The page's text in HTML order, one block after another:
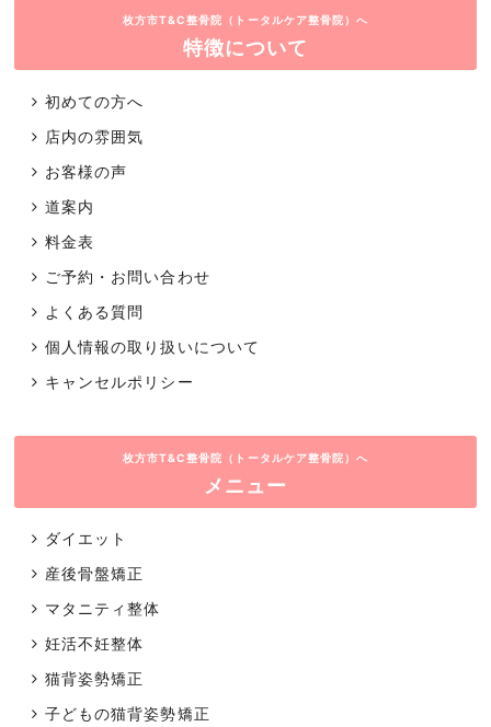
枚方市T&C整骨院（トータルケア整骨院）へ
特徴について
初めての方へ
店内の雰囲気
お客様の声
道案内
料金表
ご予約・お問い合わせ
よくある質問
個人情報の取り扱いについて
キャンセルポリシー
枚方市T&C整骨院（トータルケア整骨院）へ
メニュー
ダイエット
産後骨盤矯正
マタニティ整体
妊活不妊整体
猫背姿勢矯正
子どもの猫背姿勢矯正